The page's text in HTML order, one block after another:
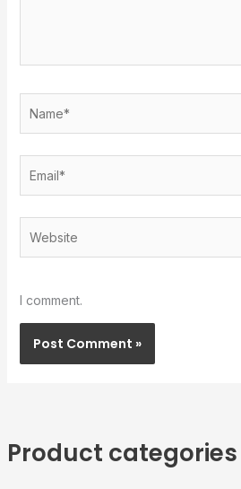
I comment.
Product categories